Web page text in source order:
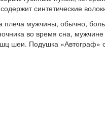
синтетические
мужчины, обычно,
во время сна,
шеи. Подушка «Автограф»